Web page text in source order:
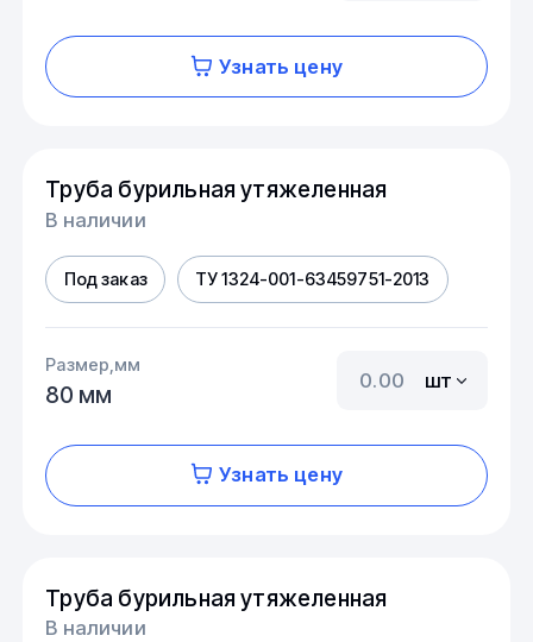
Узнать цену
Труба бурильная утяжеленная
В наличии
Под заказ ТУ 1324-001-63459751-2013
Размер,мм
80 мм
шт
Узнать цену
Труба бурильная утяжеленная
В наличии